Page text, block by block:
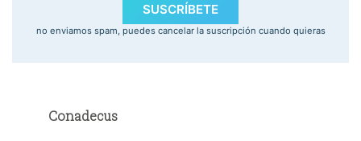
SUSCRÍBETE
no enviamos spam, puedes cancelar la suscripción cuando quieras
Conadecus